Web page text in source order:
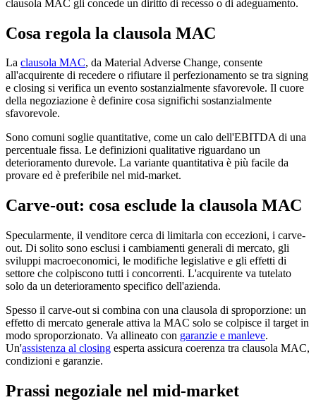
clausola MAC gli concede un diritto di recesso o di adeguamento.
Cosa regola la clausola MAC
La clausola MAC, da Material Adverse Change, consente
all'acquirente di recedere o rifiutare il perfezionamento se tra signing
e closing si verifica un evento sostanzialmente sfavorevole. Il cuore
della negoziazione è definire cosa significhi sostanzialmente
sfavorevole.
Sono comuni soglie quantitative, come un calo dell'EBITDA di una
percentuale fissa. Le definizioni qualitative riguardano un
deterioramento durevole. La variante quantitativa è più facile da
provare ed è preferibile nel mid-market.
Carve-out: cosa esclude la clausola MAC
Specularmente, il venditore cerca di limitarla con eccezioni, i carve-
out. Di solito sono esclusi i cambiamenti generali di mercato, gli
sviluppi macroeconomici, le modifiche legislative e gli effetti di
settore che colpiscono tutti i concorrenti. L'acquirente va tutelato
solo da un deterioramento specifico dell'azienda.
Spesso il carve-out si combina con una clausola di sproporzione: un
effetto di mercato generale attiva la MAC solo se colpisce il target in
modo sproporzionato. Va allineato con garanzie e manleve.
Un'assistenza al closing esperta assicura coerenza tra clausola MAC,
condizioni e garanzie.
Prassi negoziale nel mid-market